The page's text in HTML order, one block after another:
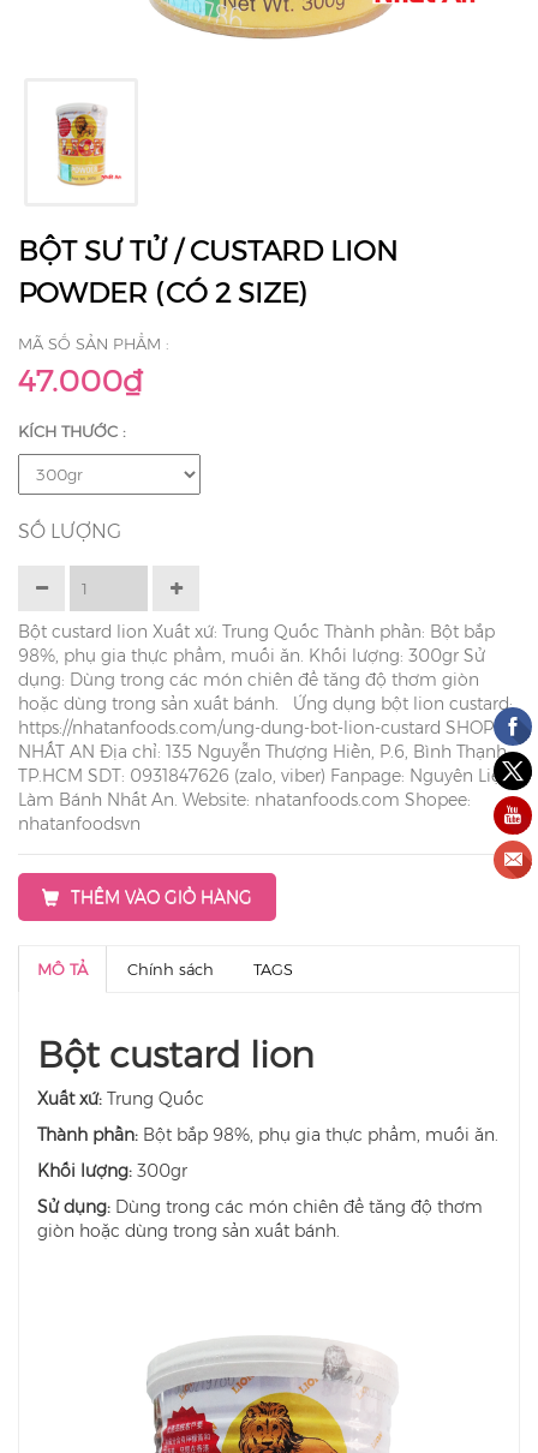
BỘT SƯ TỬ / CUSTARD LION
POWDER (CÓ 2 SIZE)
MÃ SỐ SẢN PHẨM :
47.000₫
KÍCH THƯỚC :
SỐ LƯỢNG
Bột custard lion Xuất xứ: Trung Quốc Thành phần: Bột bắp
98%, phụ gia thực phẩm, muối ăn. Khối lượng: 300gr Sử
dụng: Dùng trong các món chiên để tăng độ thơm giòn
hoặc dùng trong sản xuất bánh. Ứng dụng bột lion custard:
https://nhatanfoods.com/ung-dung-bot-lion-custard SHOP
NHẤT AN Địa chỉ: 135 Nguyễn Thượng Hiền, P.6, Bình Thạnh,
TP.HCM SDT: 0931847626 (zalo, viber) Fanpage: Nguyên Liệu
Làm Bánh Nhất An. Website: nhatanfoods.com Shopee:
nhatanfoodsvn
THÊM VÀO GIỎ HÀNG
MÔ TẢ Chính sách TAGS
Bột custard lion
Xuất xứ: Trung Quốc
Thành phần: Bột bắp 98%, phụ gia thực phẩm, muối ăn.
Khối lượng: 300gr
Sử dụng: Dùng trong các món chiên để tăng độ thơm
giòn hoặc dùng trong sản xuất bánh.